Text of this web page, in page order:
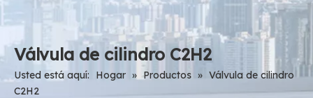
Válvula de cilindro C2H2
Usted está aquí: Hogar » Productos » Válvula de cilindro
C2H2